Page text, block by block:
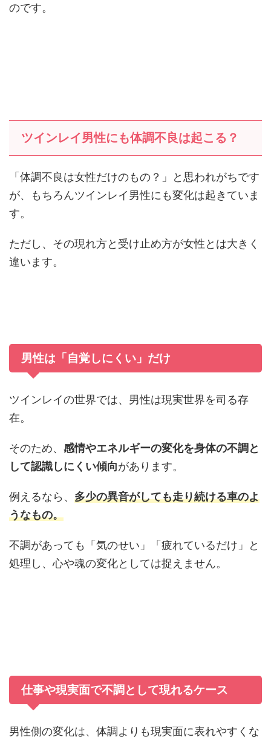
のです。
ツインレイ男性にも体調不良は起こる？
「体調不良は女性だけのもの？」と思われがちです
が、もちろんツインレイ男性にも変化は起きていま
す。
ただし、その現れ方と受け止め方が女性とは大きく
違います。
男性は「自覚しにくい」だけ
ツインレイの世界では、男性は現実世界を司る存
在。
そのため、 感情やエネルギーの変化を身体の不調と
して認識しにくい傾向があります。
例えるなら、 多少の異音がしても走り続ける車のよ
うなもの。
不調があっても「気のせい」「疲れているだけ」と
処理し、心や魂の変化としては捉えません。
仕事や現実面で不調として現れるケース
男性側の変化は、体調よりも現実面に表れやすくな